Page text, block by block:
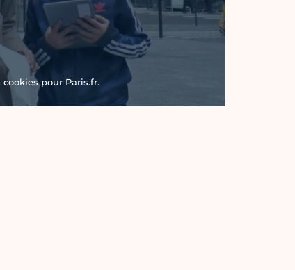
pour Paris.fr.